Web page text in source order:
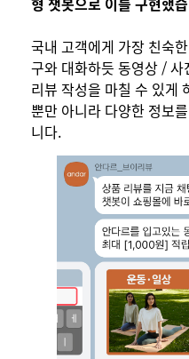
국내 고객에게 가장 친숙
구와 대화하듯 동영상 /
리뷰 작성을 마칠 수 있게
뿐만 아니라 다양한 정보
니다.